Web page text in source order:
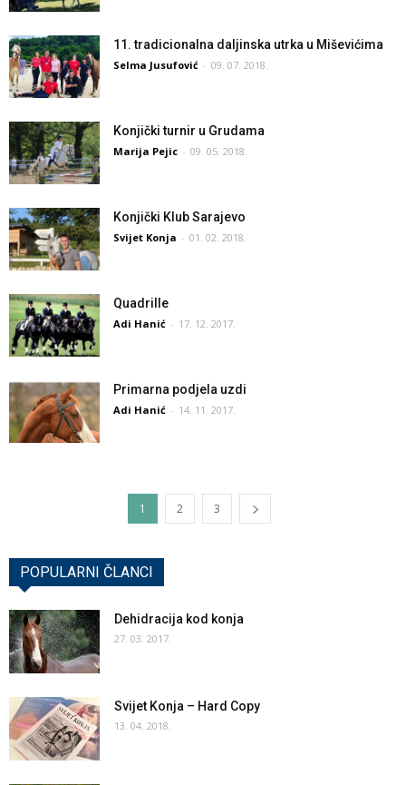
11. tradicionalna daljinska utrka u Miševićima
Selma Jusufović - 09. 07. 2018.
Konjički turnir u Grudama
Marija Pejic - 09. 05. 2018.
Konjički Klub Sarajevo
Svijet Konja - 01. 02. 2018.
Quadrille
Adi Hanić - 17. 12. 2017.
Primarna podjela uzdi
Adi Hanić - 14. 11. 2017.
1 2 3
POPULARNI ČLANCI
Dehidracija kod konja
27. 03. 2017.
Svijet Konja – Hard Copy
13. 04. 2018.